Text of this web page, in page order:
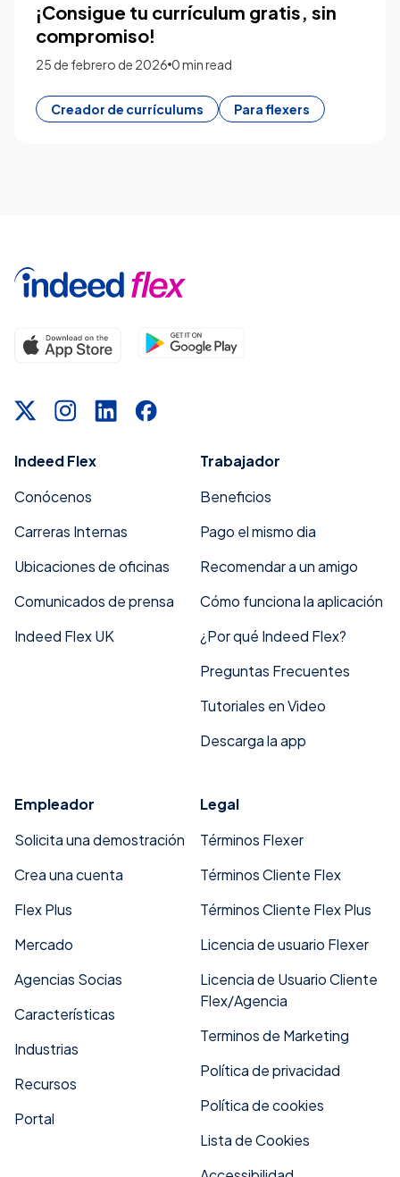
¡Consigue tu currículum gratis, sin
compromiso!
25 de febrero de 2026 0 min read
Creador de currículums Para flexers
Indeed Flex
Conócenos
Carreras Internas
Ubicaciones de oficinas
Comunicados de prensa
Indeed Flex UK
Trabajador
Beneficios
Pago el mismo dia
Recomendar a un amigo
Cómo funciona la aplicación
¿Por qué Indeed Flex?
Preguntas Frecuentes
Tutoriales en Video
Descarga la app
Empleador
Solicita una demostración
Crea una cuenta
Flex Plus
Mercado
Agencias Socias
Características
Industrias
Recursos
Portal
Legal
Términos Flexer
Términos Cliente Flex
Términos Cliente Flex Plus
Licencia de usuario Flexer
Licencia de Usuario Cliente
Flex/Agencia
Terminos de Marketing
Política de privacidad
Política de cookies
Lista de Cookies